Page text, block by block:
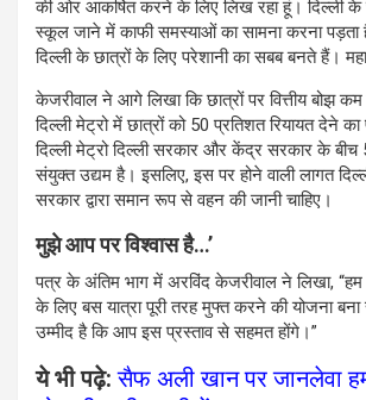
की ओर आकर्षित करने के लिए लिख रहा हूं। दिल्ली के
स्कूल जाने में काफी समस्याओं का सामना करना पड़ता
दिल्ली के छात्रों के लिए परेशानी का सबब बनते हैं।
केजरीवाल ने आगे लिखा कि छात्रों पर वित्तीय बोझ
दिल्ली मेट्रो में छात्रों को 50 प्रतिशत रियायत देने
दिल्ली मेट्रो दिल्ली सरकार और केंद्र सरकार के बीच
संयुक्त उद्यम है। इसलिए, इस पर होने वाली लागत
सरकार द्वारा समान रूप से वहन की जानी चाहिए।
मुझे आप पर विश्वास है…’
पत्र के अंतिम भाग में अरविंद केजरीवाल ने लिखा,
के लिए बस यात्रा पूरी तरह मुफ्त करने की योजना
उम्मीद है कि आप इस प्रस्ताव से सहमत होंगे।”
ये भी पढ़े: सैफ अली खान पर जानलेवा